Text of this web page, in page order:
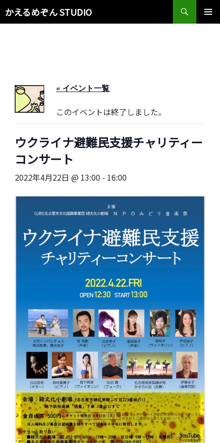
かえるめぞん STUDIO
検
索
« イベント一覧
このイベントは終了しました。
ウクライナ避難民支援チャリティー
コンサート
2022年4月22日 @ 13:00 - 16:00